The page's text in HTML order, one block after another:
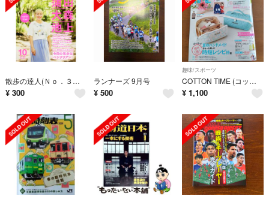
散歩の達人(Ｎｏ．３０７ ２０２１年１０月号) 月刊誌／交通新聞社
¥ 300
ランナーズ 9月号
¥ 500
趣味/スポーツ
COTTON TIME (コットン タイム) 2026年 07月号 [雑誌]
¥ 1,100